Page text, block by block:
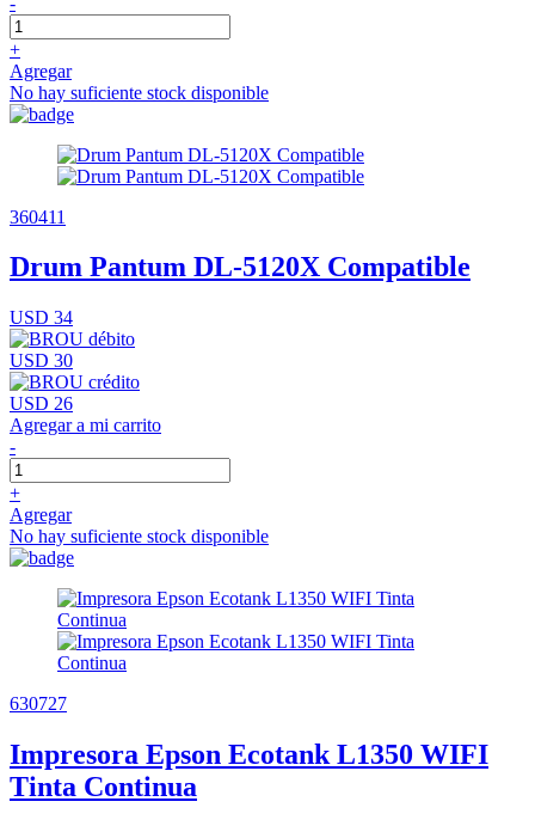
+
Agregar
No hay suficiente stock disponible
360411
Drum Pantum DL-5120X Compatible
USD 34
USD 30
USD 26
Agregar a mi carrito
-
+
Agregar
No hay suficiente stock disponible
630727
Impresora Epson Ecotank L1350 WIFI
Tinta Continua